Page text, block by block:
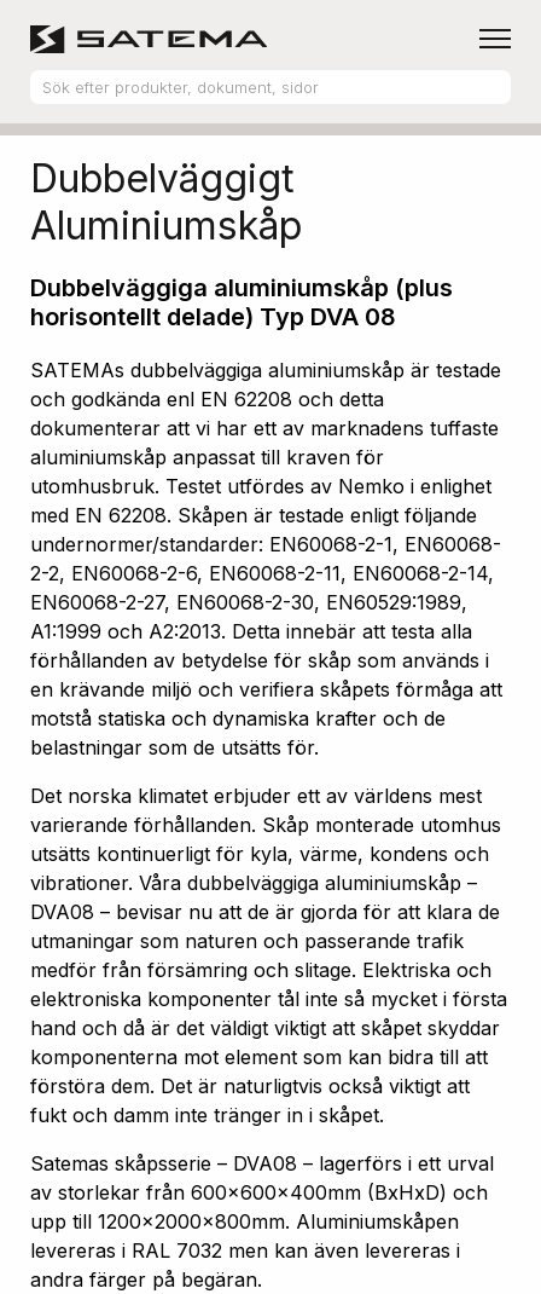
Produktsortiment Aluminiumskåp
Dubbelväggigt
Aluminiumskåp
Dubbelväggiga aluminiumskåp (plus
horisontellt delade) Typ DVA 08
SATEMAs dubbelväggiga aluminiumskåp är testade
och godkända enl EN 62208 och detta
dokumenterar att vi har ett av marknadens tuffaste
aluminiumskåp anpassat till kraven för
utomhusbruk. Testet utfördes av Nemko i enlighet
med EN 62208. Skåpen är testade enligt följande
undernormer/standarder: EN60068-2-1, EN60068-
2-2, EN60068-2-6, EN60068-2-11, EN60068-2-14,
EN60068-2-27, EN60068-2-30, EN60529:1989,
A1:1999 och A2:2013. Detta innebär att testa alla
förhållanden av betydelse för skåp som används i
en krävande miljö och verifiera skåpets förmåga att
motstå statiska och dynamiska krafter och de
belastningar som de utsätts för.
Det norska klimatet erbjuder ett av världens mest
varierande förhållanden. Skåp monterade utomhus
utsätts kontinuerligt för kyla, värme, kondens och
vibrationer. Våra dubbelväggiga aluminiumskåp –
DVA08 – bevisar nu att de är gjorda för att klara de
utmaningar som naturen och passerande trafik
medför från försämring och slitage. Elektriska och
elektroniska komponenter tål inte så mycket i första
hand och då är det väldigt viktigt att skåpet skyddar
komponenterna mot element som kan bidra till att
förstöra dem. Det är naturligtvis också viktigt att
fukt och damm inte tränger in i skåpet.
Satemas skåpsserie – DVA08 – lagerförs i ett urval
av storlekar från 600x600x400mm (BxHxD) och
upp till 1200x2000x800mm. Aluminiumskåpen
levereras i RAL 7032 men kan även levereras i
andra färger på begäran.